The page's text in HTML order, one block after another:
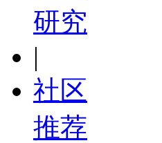
研究
|
社区
推荐